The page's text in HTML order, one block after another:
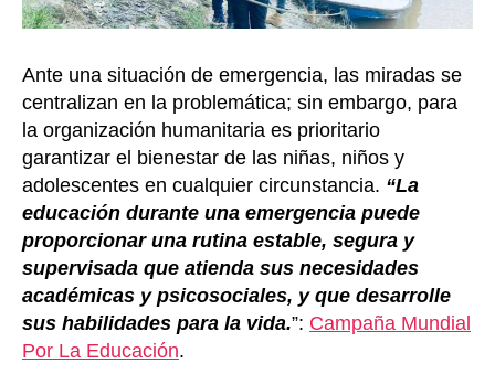
Ante una situación de emergencia, las miradas se
centralizan en la problemática; sin embargo, para
la organización humanitaria es prioritario
garantizar el bienestar de las niñas, niños y
adolescentes en cualquier circunstancia. “La
educación durante una emergencia puede
proporcionar una rutina estable, segura y
supervisada que atienda sus necesidades
académicas y psicosociales, y que desarrolle
sus habilidades para la vida.”: Campaña Mundial
Por La Educación.